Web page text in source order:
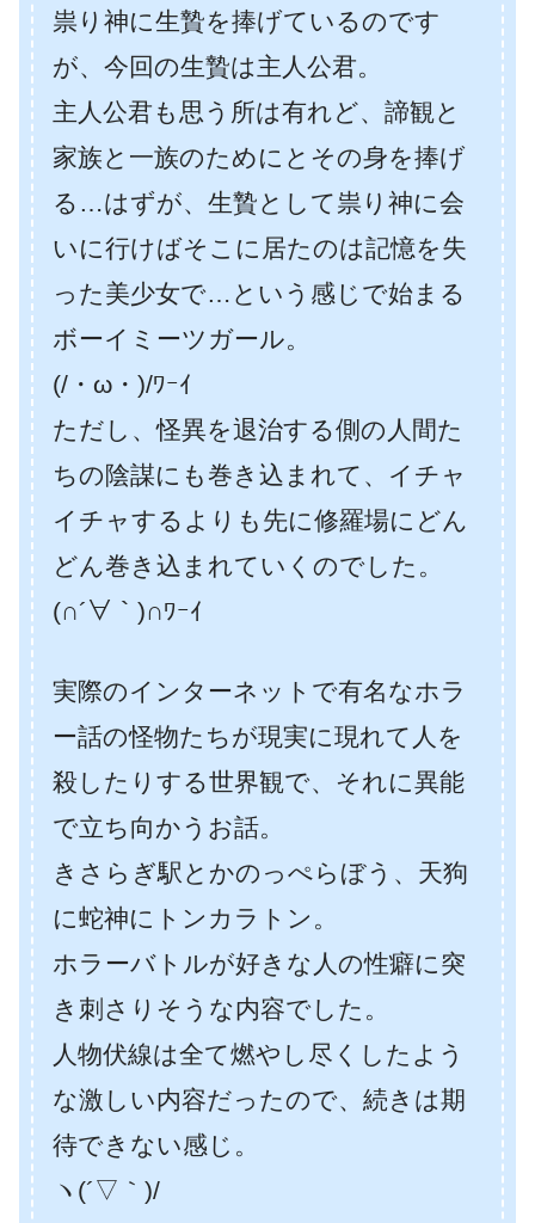
祟り神に生贄を捧げているのです
が、今回の生贄は主人公君。
主人公君も思う所は有れど、諦観と
家族と一族のためにとその身を捧げ
る…はずが、生贄として祟り神に会
いに行けばそこに居たのは記憶を失
った美少女で…という感じで始まる
ボーイミーツガール。
(/・ω・)/ﾜｰｲ
ただし、怪異を退治する側の人間た
ちの陰謀にも巻き込まれて、イチャ
イチャするよりも先に修羅場にどん
どん巻き込まれていくのでした。
(∩´∀｀)∩ﾜｰｲ
実際のインターネットで有名なホラ
ー話の怪物たちが現実に現れて人を
殺したりする世界観で、それに異能
で立ち向かうお話。
きさらぎ駅とかのっぺらぼう、天狗
に蛇神にトンカラトン。
ホラーバトルが好きな人の性癖に突
き刺さりそうな内容でした。
人物伏線は全て燃やし尽くしたよう
な激しい内容だったので、続きは期
待できない感じ。
ヽ(´▽｀)/